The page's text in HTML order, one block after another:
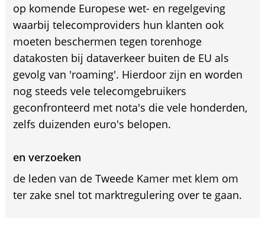
op komende Europese wet- en regelgeving
waarbij telecomproviders hun klanten ook
moeten beschermen tegen torenhoge
datakosten bij dataverkeer buiten de EU als
gevolg van 'roaming'. Hierdoor zijn en worden
nog steeds vele telecomgebruikers
geconfronteerd met nota's die vele honderden,
zelfs duizenden euro's belopen.
en verzoeken
de leden van de Tweede Kamer met klem om
ter zake snel tot marktregulering over te gaan.